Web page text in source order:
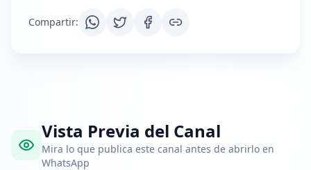
Compartir:
Vista Previa del Canal
Mira lo que publica este canal antes de abrirlo en
WhatsApp